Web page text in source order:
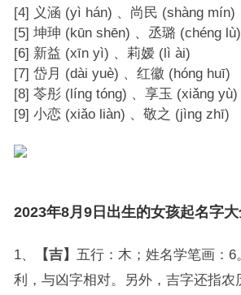
[4] 义涵 (yì hán) 、尚民 (shàng mín)
[5] 坤珅 (kūn shēn) 、丞璐 (chéng lù)
[6] 新益 (xīn yì) 、莉嫒 (lì ài)
[7] 岱月 (dài yuè) 、红徽 (hóng huī)
[8] 苓彤 (líng tóng) 、享玉 (xiǎng yù)
[9] 小恋 (xiǎo liàn) 、敬之 (jìng zhī)
2023年8月9日出生的女孩起名字大
1、 【吉】 五行：木；姓名学笔画：6
利，与凶字相对。另外，吉字还指农